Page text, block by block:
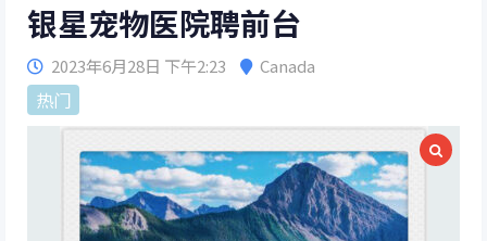
银星宠物医院聘前台
2023年6月28日 下午2:23 Canada
热门